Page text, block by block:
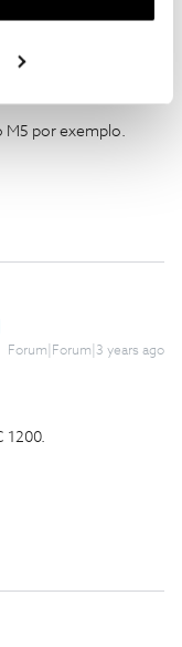
em RJ45?
M5 por exemplo.
Forum|Forum|3 years ago
1200.